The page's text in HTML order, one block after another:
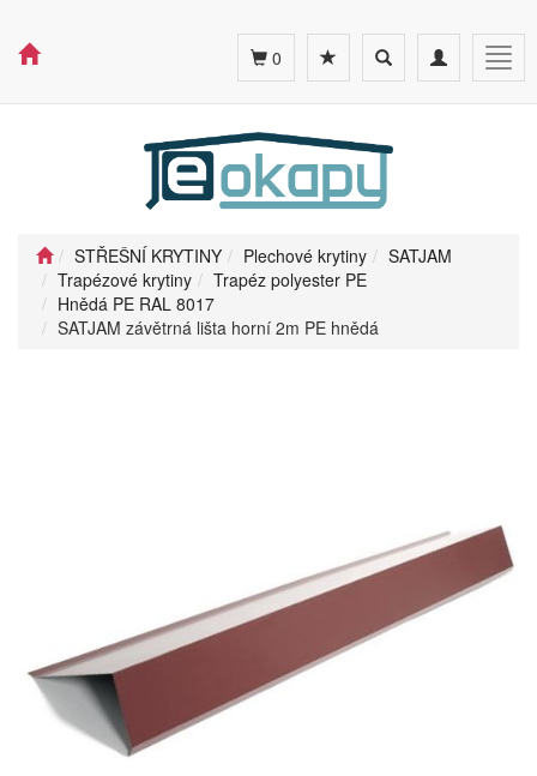
Toggle
navigation
Toggle
search
0
STŘEŠNÍ KRYTINY Plechové krytiny
SATJAM
Trapézové krytiny
Trapéz polyester PE
Hnědá PE RAL 8017
SATJAM závětrná lišta horní 2m PE hnědá